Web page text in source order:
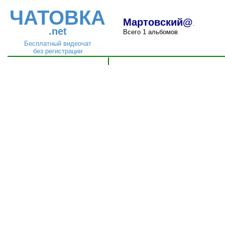
ЧАТОВКА
.net
Бесплатный видеочат
без регистрации
Мартовский@.
Всего 1 альбомов